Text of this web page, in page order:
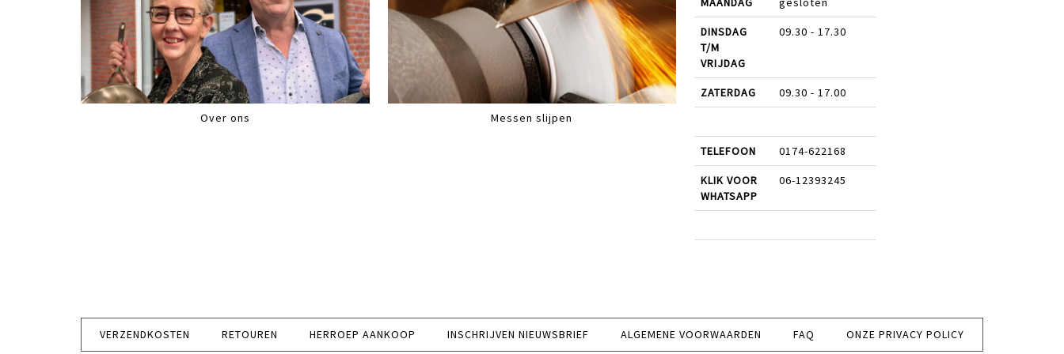
Over ons Messen slijpen
DINSDAG
T/M
VRIJDAG
09.30 - 17.30
ZATERDAG 09.30 - 17.00
TELEFOON 0174-622168
KLIK VOOR
WHATSAPP
06-12393245
VERZENDKOSTEN RETOUREN HERROEP AANKOOP INSCHRIJVEN NIEUWSBRIEF ALGEMENE VOORWAARDEN FAQ ONZE PRIVACY POLICY